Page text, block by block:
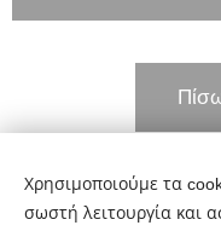
Share
Χρησιμοποιούμε τα
σωστή λειτουργία και